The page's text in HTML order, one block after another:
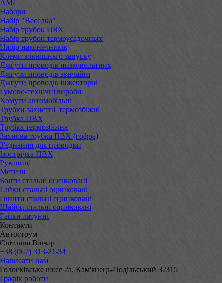
АМГ
Набори
Набір "Веселка"
Набір трубок ПВХ
Набір трубок термоусадочных
Набір наконечників
Клеми зовнішньго запуску
Джгути проводів низковольтних
Джгути проводів звичайні
Джгути проводів інжекторні
Гумово-технічні вироби
Хомути автомобільні
Трубки захистні, термозбіжні
Трубка ПВХ
Трубка термозбіжна
Захисна трубка ПВХ (гофра)
З'єднання для проводки
Ізострічка ПВХ
Рукавиці
Метизи
Болти стальні оцинковані
Гайки стальні оцинковані
Гвинти стальні оцинковані
Шайби стальні оцинковані
Гайки латунні
Контакти
Автострум
Світлана Вівчар
+38 (067) 313-21-34
Написати нам
Голосківське шосе 2а, Кам'янець-Подільський 32315
Графік роботи